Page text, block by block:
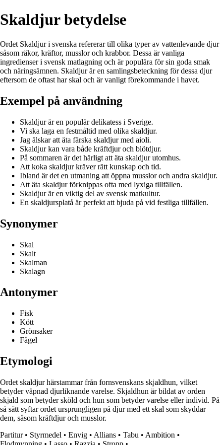
Skaldjur betydelse
Ordet Skaldjur i svenska refererar till olika typer av vattenlevande djur
såsom räkor, kräftor, musslor och krabbor. Dessa är vanliga
ingredienser i svensk matlagning och är populära för sin goda smak
och näringsämnen. Skaldjur är en samlingsbeteckning för dessa djur
eftersom de oftast har skal och är vanligt förekommande i havet.
Exempel på användning
Skaldjur är en populär delikatess i Sverige.
Vi ska laga en festmåltid med olika skaldjur.
Jag älskar att äta färska skaldjur med aioli.
Skaldjur kan vara både kräftdjur och blötdjur.
På sommaren är det härligt att äta skaldjur utomhus.
Att koka skaldjur kräver rätt kunskap och tid.
Ibland är det en utmaning att öppna musslor och andra skaldjur.
Att äta skaldjur förknippas ofta med lyxiga tillfällen.
Skaldjur är en viktig del av svensk matkultur.
En skaldjursplatå är perfekt att bjuda på vid festliga tillfällen.
Synonymer
Skal
Skalt
Skalman
Skalagn
Antonymer
Fisk
Kött
Grönsaker
Fågel
Etymologi
Ordet skaldjur härstammar från fornsvenskans skjaldhun, vilket
betyder väpnad djurliknande varelse. Skjaldhun är bildat av orden
skjald som betyder sköld och hun som betyder varelse eller individ. På
så sätt syftar ordet ursprungligen på djur med ett skal som skyddar
dem, såsom kräftdjur och musslor.
Partitur• Styrmedel • Envig • Allians • Tabu • Ambition •